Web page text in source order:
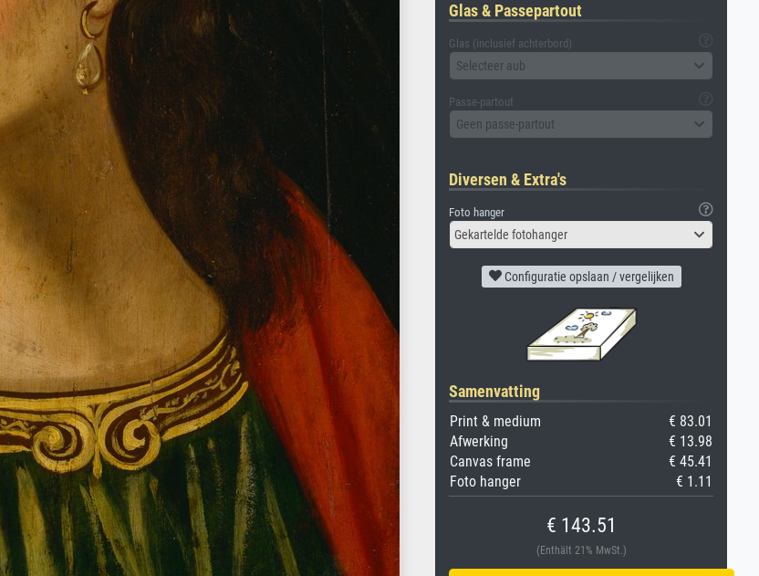
Glas & Passepartout
Glas (inclusief achterbord)
Selecteer aub
Passe-partout
Geen passe-partout
Diversen & Extra's
Foto hanger
Gekartelde fotohanger
Configuratie opslaan / vergelijken
Samenvatting
Print & medium
€ 83.01
Afwerking
€ 13.98
Canvas frame
€ 45.41
Foto hanger
€ 1.11
€ 143.51
(Enthält 21% MwSt.)